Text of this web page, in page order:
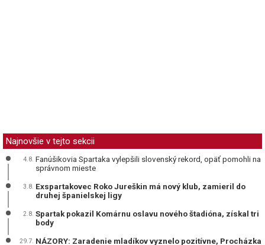
Najnovšie v tejto sekcii
4.8. Fanúšikovia Spartaka vylepšili slovenský rekord, opäť pomohli na
správnom mieste
3.8. Exspartakovec Roko Jureškin má nový klub, zamieril do
druhej španielskej ligy
2.8. Spartak pokazil Komárnu oslavu nového štadióna, získal tri
body
29.7. NÁZORY: Zaradenie mladíkov vyznelo pozitívne, Procházka